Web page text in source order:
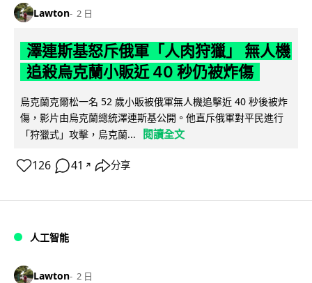
Lawton 2 日
澤連斯基怒斥俄軍「人肉狩獵」 無人機
追殺烏克蘭小販近 40 秒仍被炸傷
烏克蘭克爾松一名 52 歲小販被俄軍無人機追擊近 40 秒後被炸
傷，影片由烏克蘭總統澤連斯基公開。他直斥俄軍對平民進行
「狩獵式」攻擊，烏克蘭...
閱讀全文
126 41 ↗ 分享
人工智能
Lawton 2 日